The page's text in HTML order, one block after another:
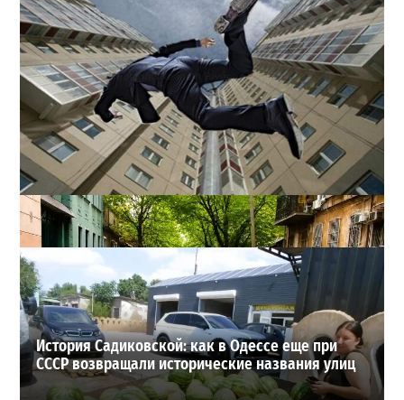
В одесском жилмассиве Радужном погиб 26-летний
мужчина: что известно
3
27-07-2026 в 13:47
ВИБОР РЕДАКЦИИ
История Садиковской: как в Одессе еще при
СССР возвращали исторические названия улиц